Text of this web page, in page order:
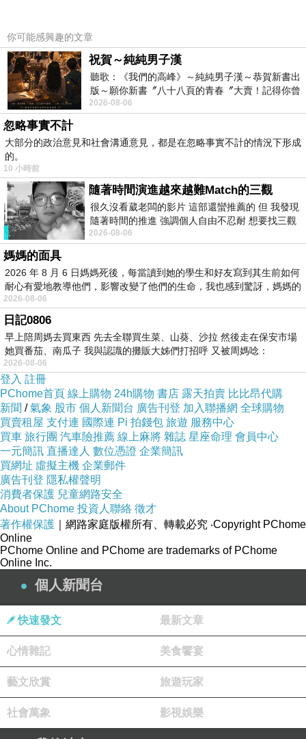
上一篇：打側
下一篇：塞爆小呂榮
你可能感興趣的文章
祝賀～純純男子漢
聽歌：《我們的高峰》～純純男子漢～恭賀新書出
版～願你新書〞八十八頁的青春〞大賣！記得你曾
經在我的版留言…「好讚的圖^^感覺大家
2026-08-06
忽略事實不計
大部分的政治意見和社會溝通意見，都是在忽略事實不計的情況下形成
的。
10 小時前
隨著時間演進越來越難Match的三觀
很久沒看葳老闆的影片 這部還蠻推薦的 但 我發現
隨著時間的推進 強調個人自由不忍耐 想要找三觀
接近的不要說對象 連朋友都超
2026-08-06
媽媽的面具
2026 年 8 月 6 日媽媽死後，每當讀到她的學生和好友寫到其生前如何
耐心有愛地教導他們，影響改變了他們的生命，我也感到驚訝，媽媽的
2026-08-06
日記0806
早上陪周媽去買東西 先去全聯買生菜、山葵、沙拉 然後走在保安市場
她買番茄、南瓜子 我與認識的攤販大姊們打招呼 又被周媽唸：
2026-08-06
登入 註冊
PChome首頁 線上購物 24h購物 書店 露天拍賣 比比昂代購
新聞 /氣象 股市 個人新聞台 廣告刊登 加入聯播網 全球購物
買賣租屋 支付連 國際連 Pi 拍錢包 旅遊 服務中心
買車 旅行團 汽車險推薦 線上麻將 雜誌 星座命理 會員中心
一元簡訊 直播達人 數位憑證 企業簡訊
買網址 虛擬主機 企業郵件
廣告刊登 隱私權聲明
消費者保護 兒童網路安全
About PChome 投資人聯絡 徵才
著作權保護 ｜網路家庭版權所有、轉載必究 ‧Copyright PChome
Online
PChome Online and PChome are trademarks of PChome
Online Inc.
個人新聞台
快速發文 最新文章
心情雜記 美食饗宴
藝文欣賞 旅遊玩家
社會萬象 影視娛樂